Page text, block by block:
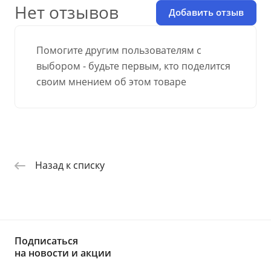
Помогите другим пользователям с
выбором - будьте первым, кто поделится
своим мнением об этом товаре
Нет отзывов Добавить отзыв
Назад к списку
Подписаться
на новости и акции